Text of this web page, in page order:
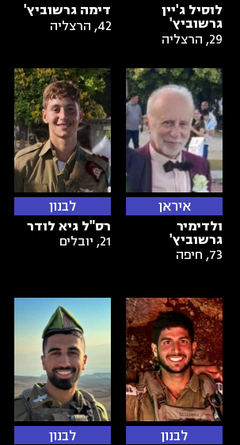
לוסיל ג'יין
גרשוביץ'
29
, הרצליה
דימה גרשוביץ'
42
, הרצליה
איראן
ולדימיר
גרשוביץ'
73
, חיפה
לבנון
רס"ל גיא לודר
21
, יובלים
לבנון לבנון